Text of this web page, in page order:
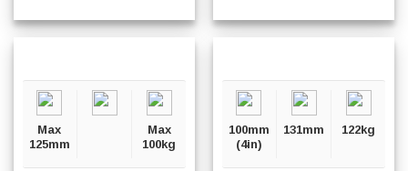
Max
125mm
Max
100kg
100mm
(4in)
131mm 122kg